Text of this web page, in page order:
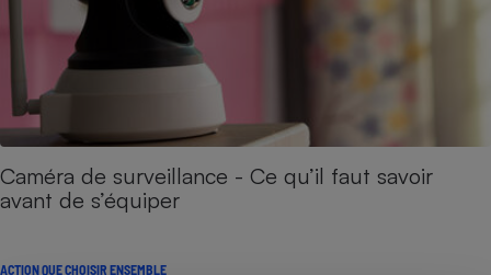
Caméra de surveillance - Ce qu’il faut savoir
avant de s’équiper
ACTION QUE CHOISIR ENSEMBLE